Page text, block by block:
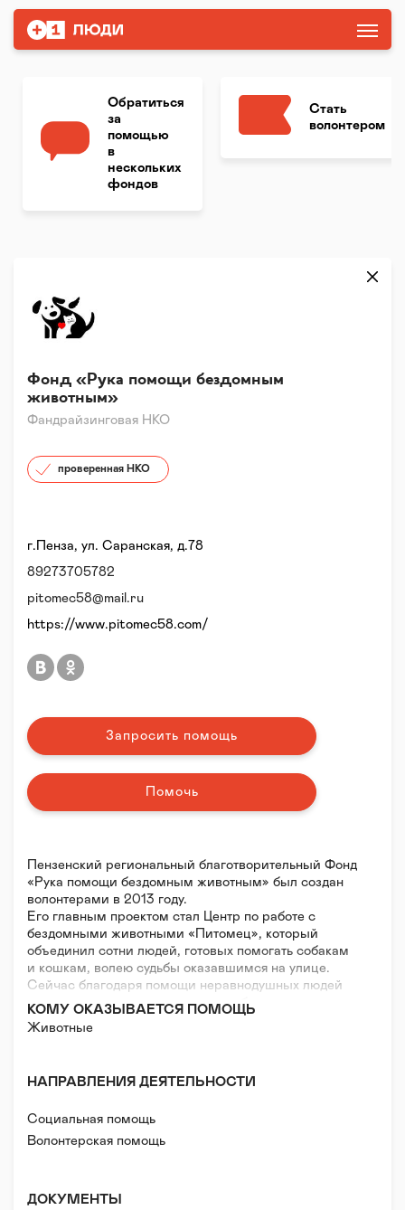
Обратиться
за
помощью
в
нескольких
фондов
Стать
волонтером
Фандрайзинговая НКО
Фонд «Рука помощи бездомным
животным»
проверенная НКО
Пензенский региональный благотворительный Фонд
«Рука помощи бездомным животным» был создан
волонтерами в 2013 году.
Его главным проектом стал Центр по работе с
бездомными животными «Питомец», который
объединил сотни людей, готовых помогать собакам
и кошкам, волею судьбы оказавшимся на улице.
Сейчас благодаря помощи неравнодушных людей
мы помогаем тысячам кошек и собак в год, не
имеющих дома, пропитания и заботы человека.
КОМУ ОКАЗЫВАЕТСЯ ПОМОЩЬ
Животные
НАПРАВЛЕНИЯ ДЕЯТЕЛЬНОСТИ
Социальная помощь
Волонтерская помощь
ДОКУМЕНТЫ
г.Пенза, ул. Саранская, д.78
89273705782
pitomec58@mail.ru
https://www.pitomec58.com/
Запросить помощь
Помочь